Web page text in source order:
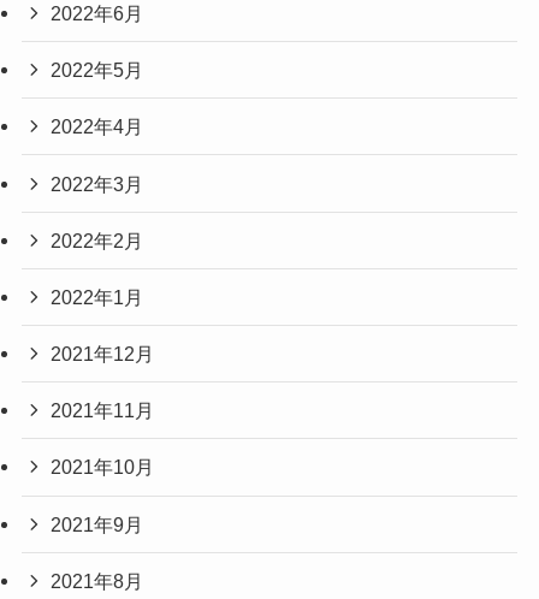
2022年6月
2022年5月
2022年4月
2022年3月
2022年2月
2022年1月
2021年12月
2021年11月
2021年10月
2021年9月
2021年8月